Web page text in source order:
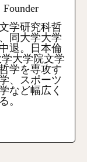
Founder
学研究科哲
同大学大学
退。日本倫
大学院文学
学を専攻す
、スポーツ
など幅広く
。